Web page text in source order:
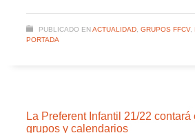
PUBLICADO EN ACTUALIDAD, GRUPOS FFCV,
PORTADA
La Preferent Infantil 21/22
grupos y calendarios